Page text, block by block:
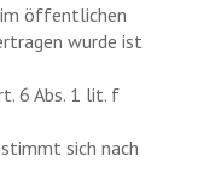
im öffentlichen
wurde ist
6 Abs. 1 lit. f
sich nach